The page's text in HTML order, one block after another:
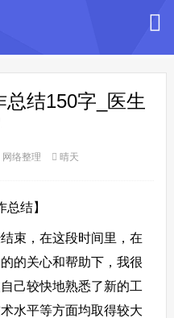
结150字_医生
网络整理 晴天
结】
，在这段时间里，在
的关心和帮助下，我很
己较快地熟悉了新的工
水平等方面均取得较大